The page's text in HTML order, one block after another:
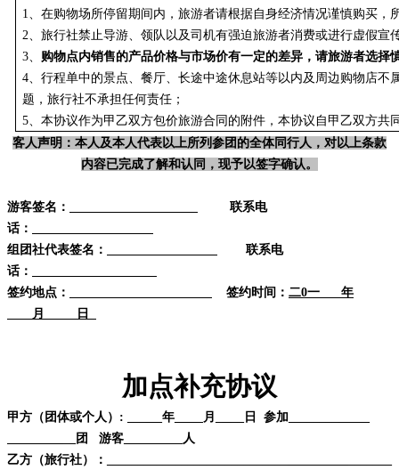
1、在购物场所停留期间内，旅游者请根据自身经济情况谨慎购买，
2、旅行社禁止导游、领队以及司机有强迫旅游者消费或进行虚假宣
3、 购物点内销售的产品价格与市场价有一定的差异，请旅游者选择
4、行程单中的景点、餐厅、长途中途休息站等以内及周边购物店不
题，旅行社不承担任何责任；
5、本协议作为甲乙双方包价旅游合同的附件，本协议自甲乙双方共
客人声明：本人及本人代表以上所列参团的全体同行人，对以上条款
内容已完成了解和认同，现予以签字确认。
游客签名：
联系电
话：
组团社代表签名：
联系电
话：
签约地点：
签约时间： 二0一 年
月 日
加点补充协议
甲方（团体或个人）: ___ 年 _月_ __日 参加________
__团 游客
__人
乙方（旅行社）：_____________________________